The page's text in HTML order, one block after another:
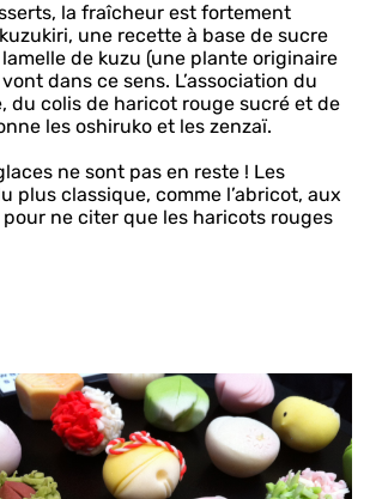
la fraîcheur est fortement
une recette à base de sucre
de kuzu (une plante originaire
dans ce sens. L’association du
du colis de haricot rouge sucré et de
les oshiruko et les zenzaï.
ne sont pas en reste ! Les
plus classique, comme l’abricot, aux
ne citer que les haricots rouges